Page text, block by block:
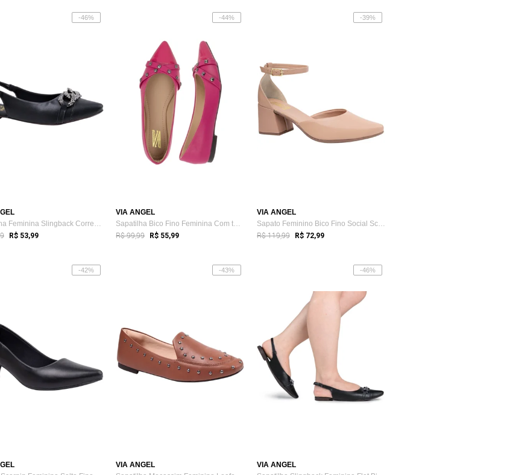
-46%
Sapatilha Feminina Slingback Corrente Mo...
R$ 53,99
-44%
VIA ANGEL
Sapatilha Bico Fino Feminina Com tachas ...
R$ 99,99 R$ 55,99
-39%
VIA ANGEL
Sapato Feminino Bico Fino Social Scarpin...
R$ 119,99 R$ 72,99
-42% -43%
VIA ANGEL
-46%
VIA ANGEL